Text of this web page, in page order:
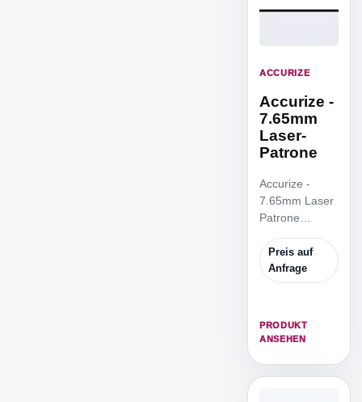
ACCURIZE
Accurize -
7.65mm
Laser-
Patrone
Accurize -
7.65mm Laser
Patrone
der.308-
Ausführung
und kompatibel
Pistolen.
Preis auf
Anfrage
PRODUKT
ANSEHEN